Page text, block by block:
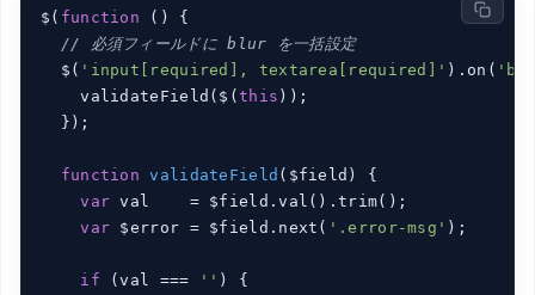
$( function ( ) {
// 必須フィールドに blur を一括設定
  $(
'input[required], textarea[required]' ).on(
    validateField($(
this ));
  });
function validateField ( $field ) {
var val    = $field.val().trim();
var $error = $field.next( '.error-msg' );
if (val === '' ) {